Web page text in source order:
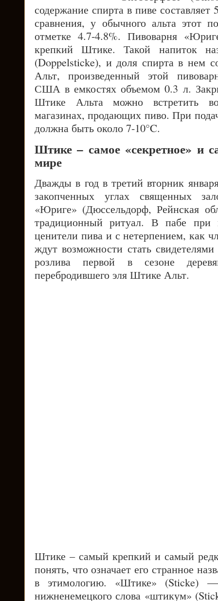
содержание спирта в пиве
сравнения, у обычного альта этот
отметке 4.7-4.8%. Пивоварня
крепкий Штике. Такой напиток
(Doppelsticke), и доля спирта в нем
Альт, произведенный этой
США в емкостях объемом 0.3 л.
Штике Альта можно встретить
магазинах, продающих пиво. При
должна быть около 7-10°C.
Штике – самое «секретное» и
мире
Дважды в год в третий вторник
закопченных углах священных
«Юриге» (Дюссельдорф, Рейнская
традиционный ритуал. В пабе при
ценители пива и с нетерпением, как
ждут возможности стать
розлива первой в сезоне
перебродившего эля Штике Альт.
Штике – самый крепкий и самый
понять, что означает его странное
в этимологию. «Штике» (Sticke) —
нижненемецкого слова «штикум»